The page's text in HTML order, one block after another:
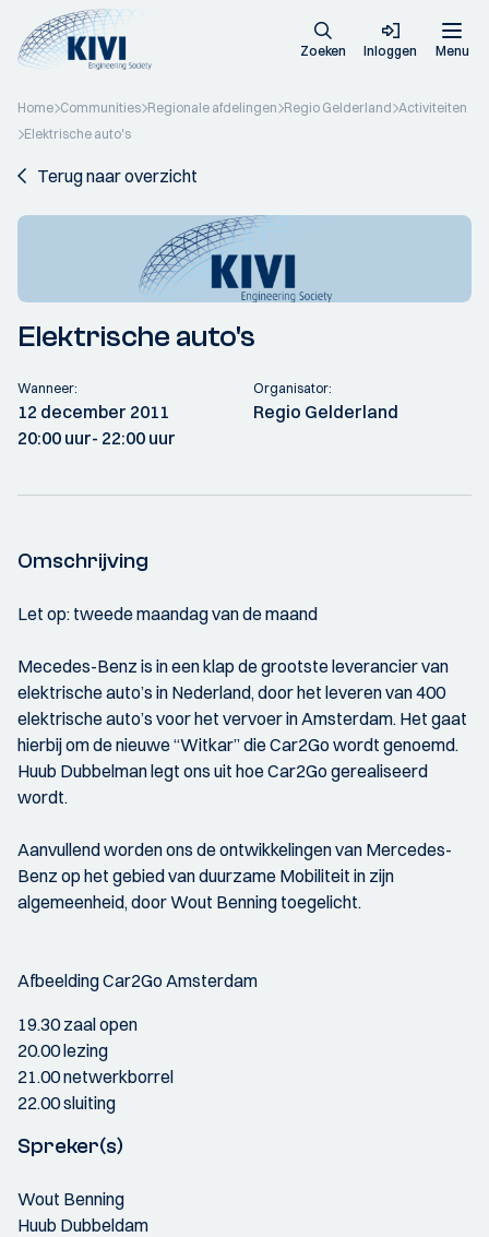
Zoeken Inloggen Menu
Home Communities Regionale afdelingen Regio Gelderland Activiteiten
Elektrische auto's
Terug naar overzicht
Elektrische auto's
Wanneer:
12 december 2011
20:00 uur- 22:00 uur
Organisator:
Regio Gelderland
Omschrijving
Let op: tweede maandag van de maand
Mecedes-Benz is in een klap de grootste leverancier van
elektrische auto’s in Nederland, door het leveren van 400
elektrische auto’s voor het vervoer in Amsterdam. Het gaat
hierbij om de nieuwe “Witkar” die Car2Go wordt genoemd.
Huub Dubbelman legt ons uit hoe Car2Go gerealiseerd
wordt.
Aanvullend worden ons de ontwikkelingen van Mercedes-
Benz op het gebied van duurzame Mobiliteit in zijn
algemeenheid, door Wout Benning toegelicht.
Afbeelding Car2Go Amsterdam
19.30 zaal open
20.00 lezing
21.00 netwerkborrel
22.00 sluiting
Spreker(s)
Wout Benning
Huub Dubbeldam